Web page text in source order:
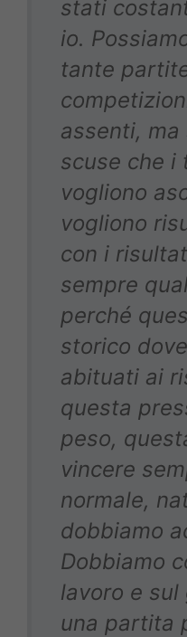
stati
io.
tante
assenti,
scuse che i
vogliono
vogliono
con i
sempre
perché
storico
abituati ai
questa
peso,
vincere
normale,
dobbiamo
Dobbiamo
lavoro e
una partita